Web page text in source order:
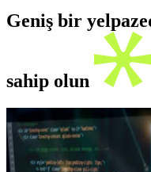
Geniş bir
sahip olun